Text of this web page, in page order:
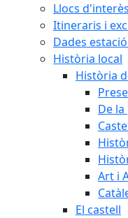
Llocs d'interès
Itineraris i
Dades
Història local
Història
De
Art i
El castell